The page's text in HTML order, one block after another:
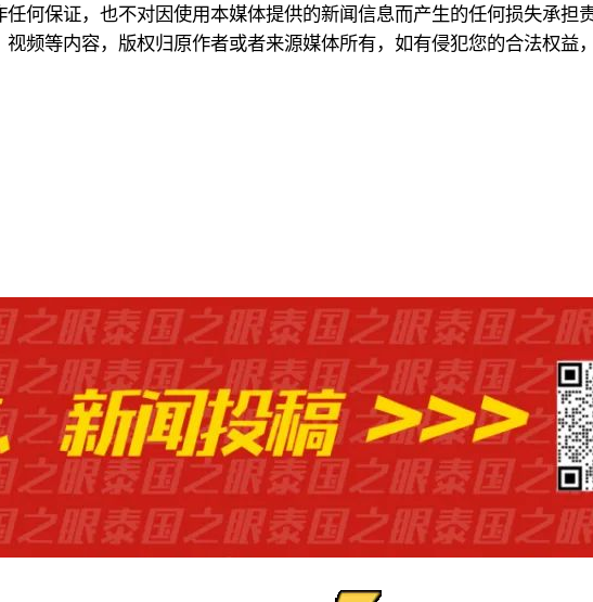
何保证，也不对因使用本媒体提供的新闻信息而产生的任何损失承担责
频等内容，版权归原作者或者来源媒体所有，如有侵犯您的合法权益